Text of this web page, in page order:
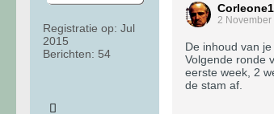
Registratie op: Jul
2015
Berichten: 54
2
De inhoud van
Volgende ronde
eerste week, 2
de stam af.